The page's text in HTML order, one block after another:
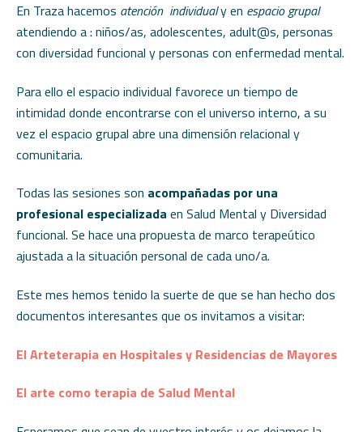
En Traza hacemos atención individualy en espacio grupal
atendiendo a : niños/as, adolescentes, adult@s, personas
con diversidad funcional y personas con enfermedad mental.
Para ello el espacio individual favorece un tiempo de
intimidad donde encontrarse con el universo interno, a su
vez el espacio grupal abre una dimensión relacional y
comunitaria.
Todas las sesiones son acompañadas por una
profesional especializada en Salud Mental y Diversidad
funcional. Se hace una propuesta de marco terapeútico
ajustada a la situación personal de cada uno/a.
Este mes hemos tenido la suerte de que se han hecho dos
documentos interesantes que os invitamos a visitar:
El Arteterapia en Hospitales y Residencias de Mayores
El arte como terapia de Salud Mental